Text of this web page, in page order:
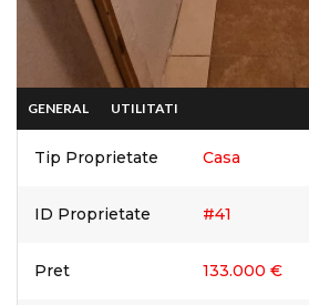
GENERAL UTILITATI
Tip Proprietate Casa
ID Proprietate #41
Pret 133.000 €